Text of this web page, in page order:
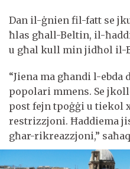
Dan il-ġnien fil-fatt se
ħlas għall-Beltin, il-
u għal kull min jidħol il-
“Jiena ma għandi l-ebda
popolari mmens. Se
post fejn tpoġġi u tiekol
restrizzjoni. Ħaddiema
għar-rikreazzjoni,”